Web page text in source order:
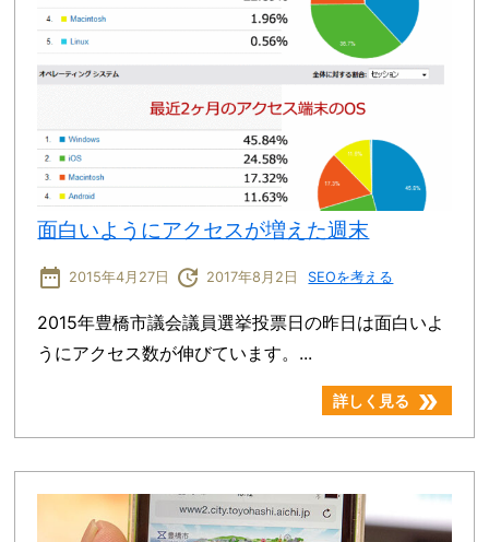
面白いようにアクセスが増えた週末
date_range 2015年4月27日 update 2017年8月2日 SEOを考える
2015年豊橋市議会議員選挙投票日の昨日は面白いよ
うにアクセス数が伸びています。...
詳しく見る double_arrow